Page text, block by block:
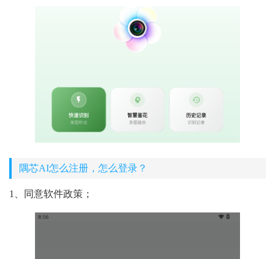
隅芯AI怎么注册，怎么登录？
1、同意软件政策；